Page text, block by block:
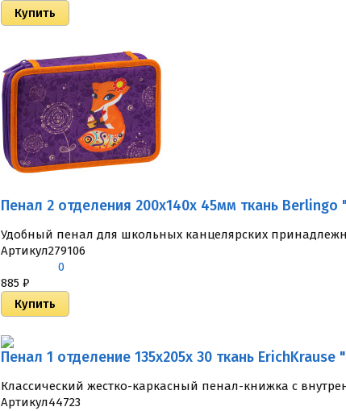
Пенал 2 отделения 200x140x 45мм ткань Berlingo
Удобный пенал для школьных канцелярских
Артикул279106
0
885 ₽
Пенал 1 отделение 135x205x 30 ткань ErichKrause
Классический жестко-каркасный пенал-книжка с
Артикул44723